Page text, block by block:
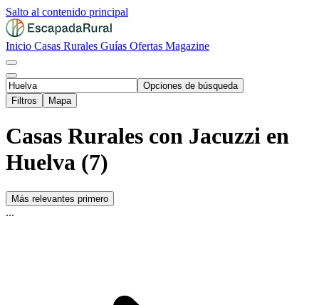
Salto al contenido principal
Inicio Casas Rurales Guías Ofertas Magazine
Opciones de búsqueda
Filtros
Mapa
Casas Rurales con Jacuzzi en
Huelva (7)
Más relevantes primero
...